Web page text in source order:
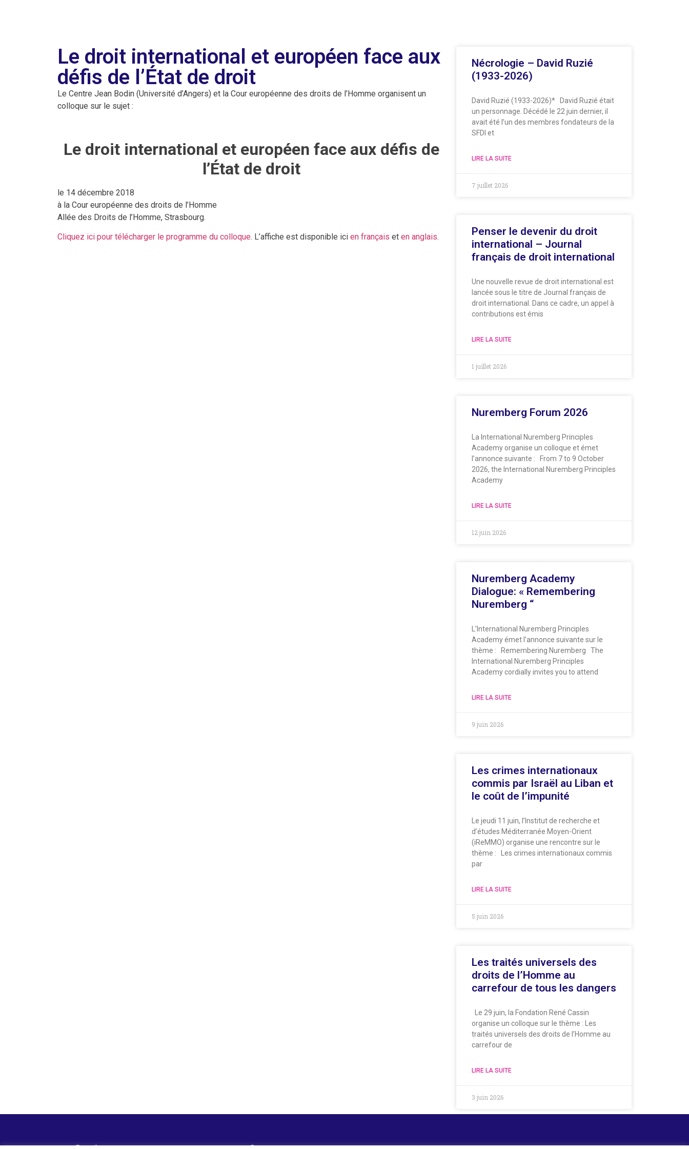
Le droit international et européen face aux
défis de l’État de droit
Le Centre Jean Bodin (Université d’Angers) et la Cour européenne des droits de l’Homme organisent un
colloque sur le sujet :
Le droit international et européen face aux défis de
l’État de droit
le 14 décembre 2018
à la Cour européenne des droits de l’Homme
Allée des Droits de l’Homme, Strasbourg.
Cliquez ici pour télécharger le programme du colloque. L’affiche est disponible ici en français et en anglais.
Nécrologie – David Ruzié
(1933-2026)
David Ruzié (1933-2026)* David Ruzié était
un personnage. Décédé le 22 juin dernier, il
avait été l’un des membres fondateurs de la
SFDI et
LIRE LA SUITE
7 juillet 2026
Penser le devenir du droit
international – Journal
français de droit international
Une nouvelle revue de droit international est
lancée sous le titre de Journal français de
droit international. Dans ce cadre, un appel à
contributions est émis
LIRE LA SUITE
1 juillet 2026
Nuremberg Forum 2026
La International Nuremberg Principles
Academy organise un colloque et émet
l’annonce suivante : From 7 to 9 October
2026, the International Nuremberg Principles
Academy
LIRE LA SUITE
12 juin 2026
Nuremberg Academy
Dialogue: « Remembering
Nuremberg “
L’International Nuremberg Principles
Academy émet l’annonce suivante sur le
thème : Remembering Nuremberg The
International Nuremberg Principles
Academy cordially invites you to attend
LIRE LA SUITE
9 juin 2026
Les crimes internationaux
commis par Israël au Liban et
le coût de l’impunité
Le jeudi 11 juin, l’Institut de recherche et
d’études Méditerranée Moyen-Orient
(iReMMO) organise une rencontre sur le
thème : Les crimes internationaux commis
par
LIRE LA SUITE
5 juin 2026
Les traités universels des
droits de l’Homme au
carrefour de tous les dangers
Le 29 juin, la Fondation René Cassin
organise un colloque sur le thème : Les
traités universels des droits de l’Homme au
carrefour de
LIRE LA SUITE
3 juin 2026